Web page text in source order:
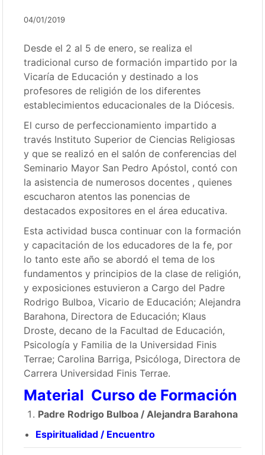
04/01/2019
Desde el 2 al 5 de enero, se realiza el
tradicional curso de formación impartido por la
Vicaría de Educación y destinado a los
profesores de religión de los diferentes
establecimientos educacionales de la Diócesis.
El curso de perfeccionamiento impartido a
través Instituto Superior de Ciencias Religiosas
y que se realizó en el salón de conferencias del
Seminario Mayor San Pedro Apóstol, contó con
la asistencia de numerosos docentes , quienes
escucharon atentos las ponencias de
destacados expositores en el área educativa.
Esta actividad busca continuar con la formación
y capacitación de los educadores de la fe, por
lo tanto este año se abordó el tema de los
fundamentos y principios de la clase de religión,
y exposiciones estuvieron a Cargo del Padre
Rodrigo Bulboa, Vicario de Educación; Alejandra
Barahona, Directora de Educación; Klaus
Droste, decano de la Facultad de Educación,
Psicología y Familia de la Universidad Finis
Terrae; Carolina Barriga, Psicóloga, Directora de
Carrera Universidad Finis Terrae.
Material Curso de Formación
Padre Rodrigo Bulboa / Alejandra Barahona
Espiritualidad / Encuentro